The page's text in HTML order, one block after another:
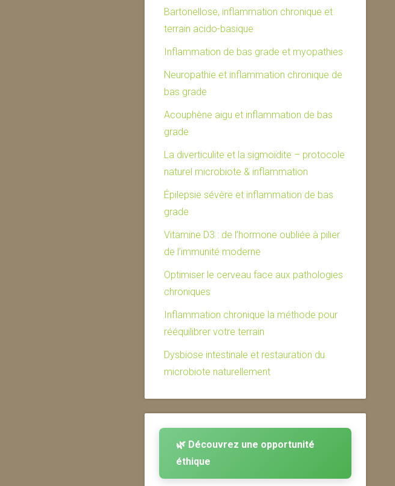
Bartonellose, inflammation chronique et
terrain acido-basique
Inflammation de bas grade et myopathies
Neuropathie et inflammation chronique de
bas grade
Acouphène aigu et inflammation de bas
grade
La diverticulite et la sigmoïdite – protocole
naturel microbiote & inflammation
Épilepsie sévère et inflammation de bas
grade
Vitamine D3 : de l’hormone oubliée à pilier
de l’immunité moderne
Optimiser le cerveau face aux pathologies
chroniques
Inflammation chronique la méthode pour
rééquilibrer votre terrain
Dysbiose intestinale et restauration du
microbiote naturellement
🌿 Découvrez une opportunité
éthique